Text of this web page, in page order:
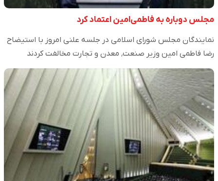
مجلس دوباره به فاطمی‌امین اعتماد کرد
نمایندگان مجلس شورای اسلامی در جلسه علنی امروز با استیضاح
رضا فاطمی امین وزیر صنعت٬ معدن و تجارت مخالفت کردند